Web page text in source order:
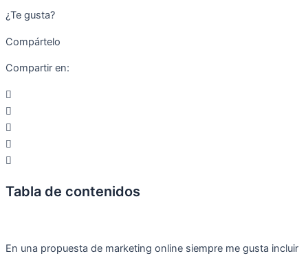
¿Te gusta?
Compártelo
Compartir en:
Tabla de contenidos
En una propuesta de marketing online siempre me gusta incluir